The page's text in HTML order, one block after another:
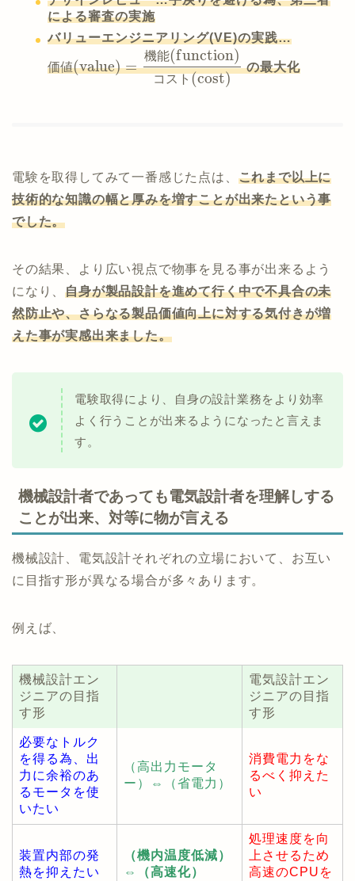
による審査の実施
バリューエンジニアリング(VE)の実践…
価値(value) =
機能(function)
コ ス ト (cost)
の最大化
電験を取得してみて一番感じた点は、 これまで以上に
技術的な知識の幅と厚みを増すことが出来たという事
でした。
その結果、より広い視点で物事を見る事が出来るよう
になり、自身が製品設計を進めて行く中で不具合の未
然防止や、さらなる製品価値向上に対する気付きが増
えた事が実感出来ました。
電験取得により、自身の設計業務をより効率
よく行うことが出来るようになったと言えま
す。
機械設計者であっても電気設計者を理解しする
ことが出来、対等に物が言える
機械設計、電気設計それぞれの立場において、お互い
に目指す形が異なる場合が多々あります。
例えば、
機械設計エン
ジニアの目指
す形
電気設計エン
ジニアの目指
す形
必要なトルク
を得る為、出
力に余裕のあ
るモータを使
いたい
（高出力モータ
ー）⇔（省電力）
消費電力をな
るべく抑えた
い
装置内部の発
熱を抑えたい
（機内温度低減）
⇔（高速化）
処理速度を向
上させるため
高速のCPUを